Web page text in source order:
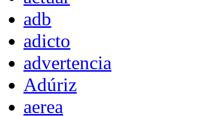
adb
adicto
advertencia
Adúriz
aerea